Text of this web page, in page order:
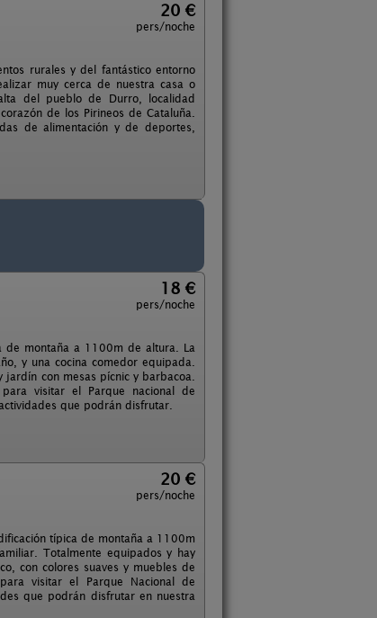
20 €
pers/noche
rurales y del fantástico entorno
muy cerca de nuestra casa o
del pueblo de Durro, localidad
de los Pirineos de Cataluña.
de alimentación y de deportes,
18 €
pers/noche
de montaña a 1100m de altura. La
y una cocina comedor equipada.
con mesas pícnic y barbacoa.
visitar el Parque nacional de
que podrán disfrutar.
20 €
pers/noche
típica de montaña a 1100m
Totalmente equipados y hay
con colores suaves y muebles de
visitar el Parque Nacional de
que podrán disfrutar en nuestra